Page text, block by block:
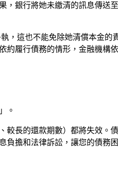
銀行將她未繳清的訊息傳送
，這也不能免除她清償本金的
履行債務的情形，金融機構
。
長的還款期數）都將失效。
負擔和法律訴訟，讓您的債務